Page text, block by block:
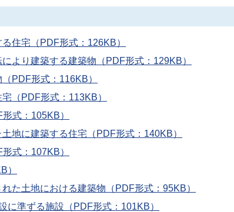
住宅（PDF形式：126KB）
より建築する建築物（PDF形式：129KB）
PDF形式：116KB）
（PDF形式：113KB）
式：105KB）
地に建築する住宅（PDF形式：140KB）
式：107KB）
）
た土地における建築物（PDF形式：95KB）
準ずる施設（PDF形式：101KB）